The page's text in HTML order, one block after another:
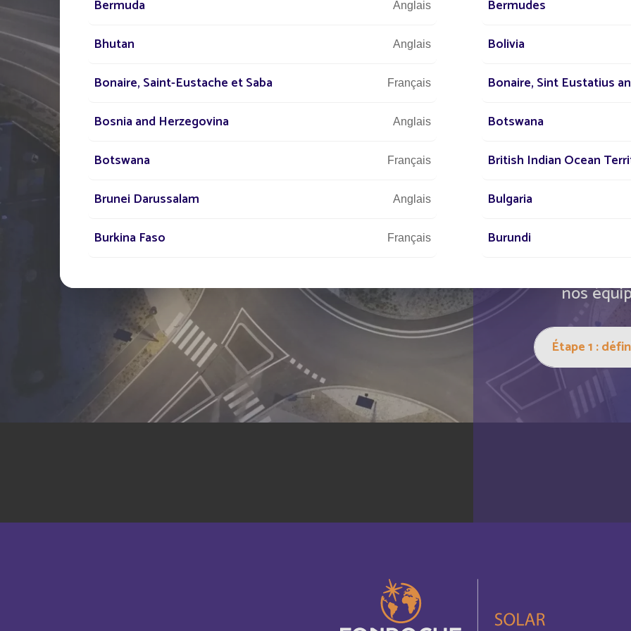
PARLEZ-NOUS
DE VOTRE PROJET
Notre réseau d'experts est à
votre disposition partout dans le
monde pour vous accompagner
dans votre projet d'éclairage
public solaire.
Nous sommes à
nos
Bermuda Anglais Bermudes
Bhutan Anglais Bolivia
Bonaire, Saint-Eustache et Saba Français Bonaire, Sint Eustatius
Bosnia and Herzegovina Anglais Botswana
Botswana Français British Indian Ocean
Brunei Darussalam Anglais Bulgaria
Burkina Faso Français Burundi
Cabo Verde Français Cambodia
Cameroun
Canada Français Cayman Islands
Anglais
Anglais Cuba